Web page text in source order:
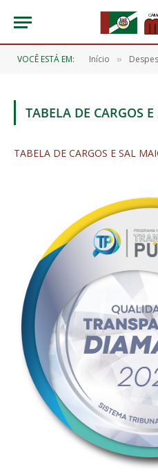
VOCÊ ESTÁ EM: Início »
TABELA DE CARGOS
TABELA DE CARGOS E SAL